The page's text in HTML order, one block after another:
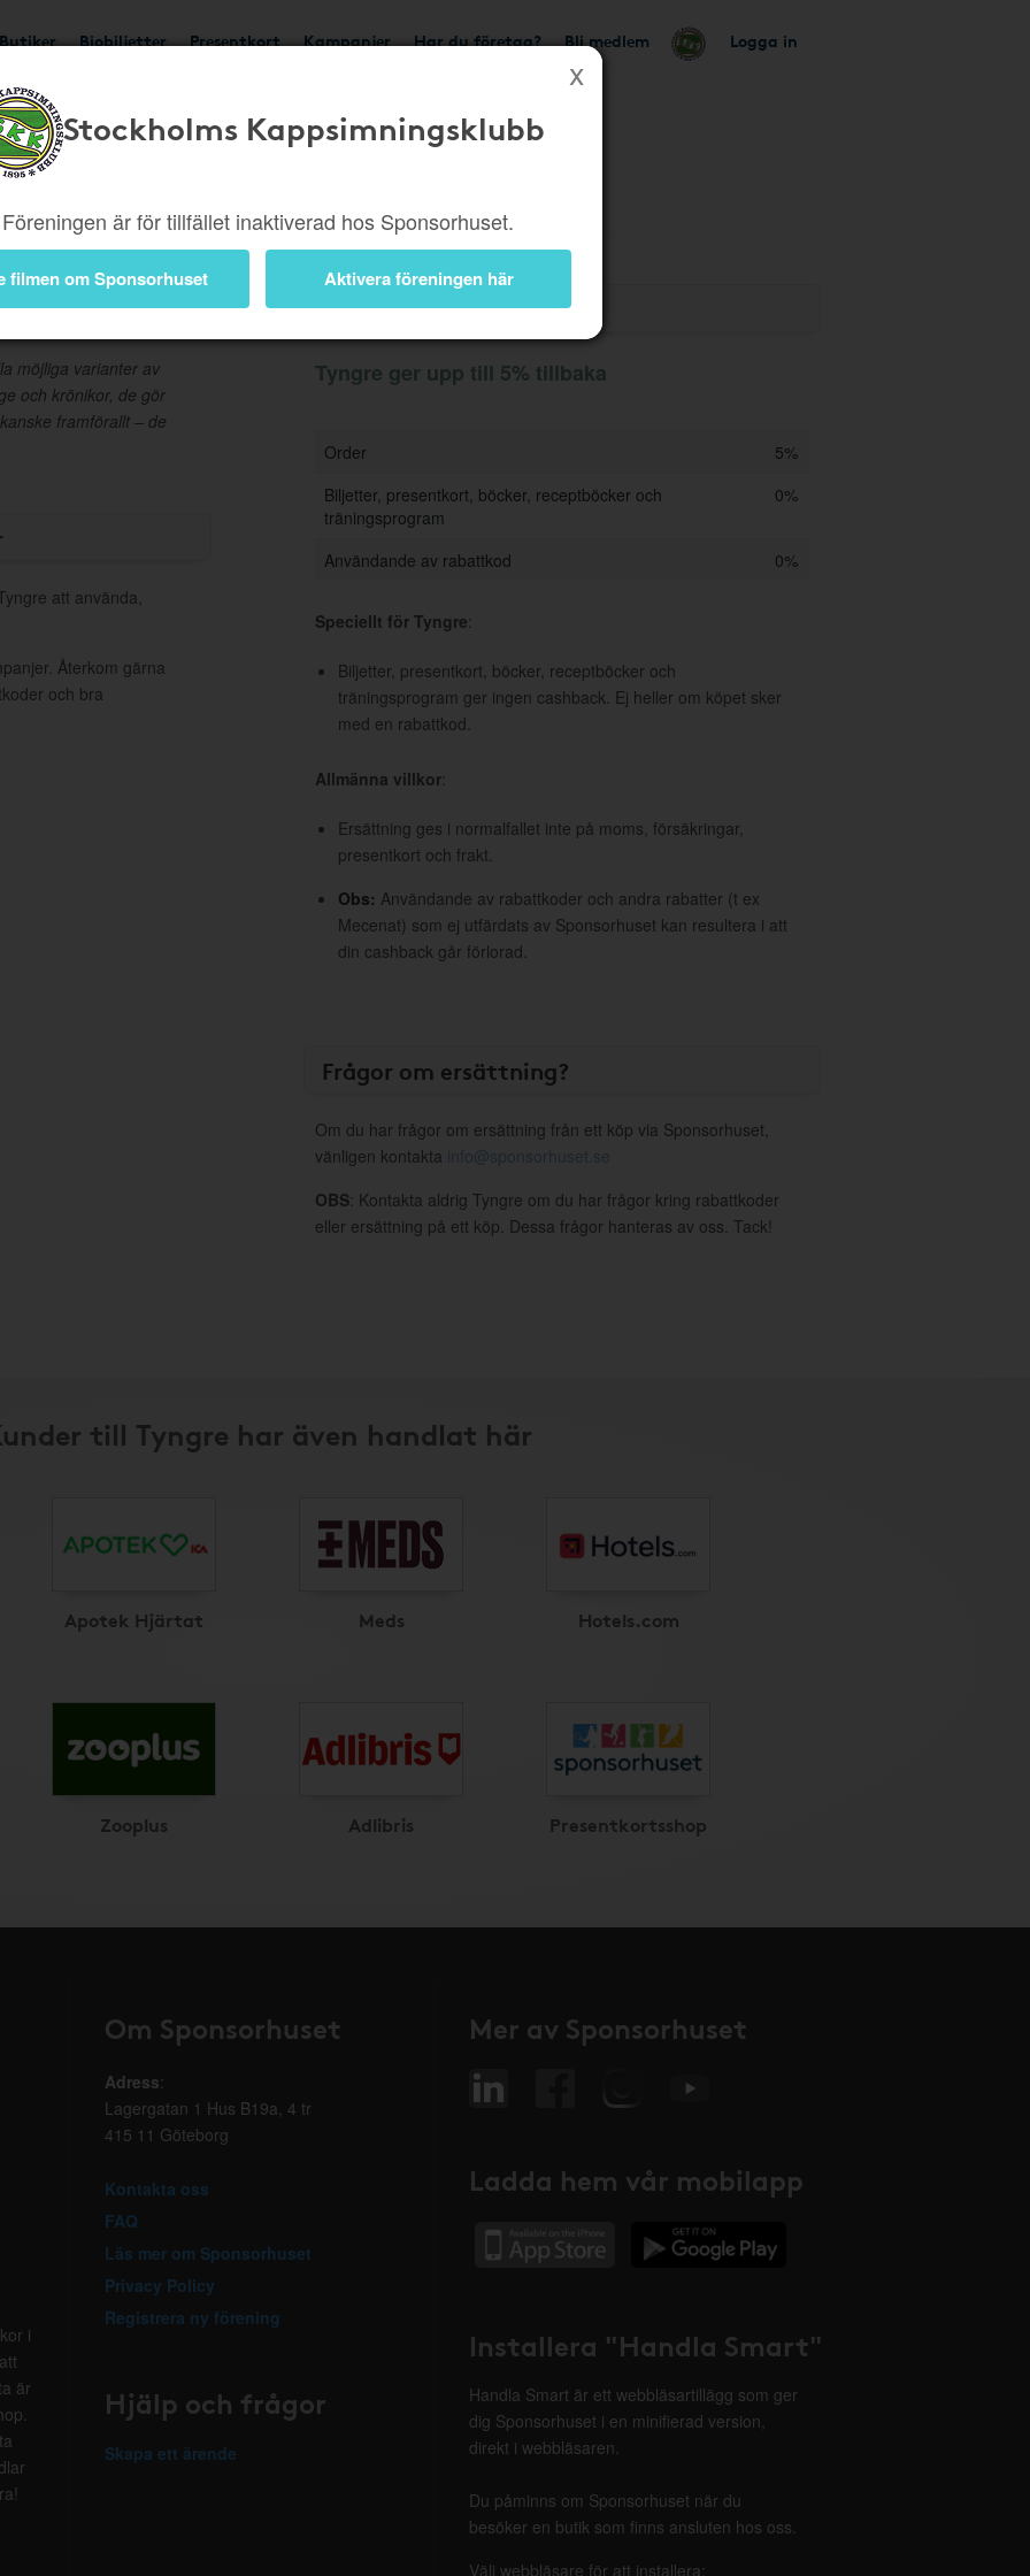
Butiker Biobiljetter Presentkort Kampanjer Har du företag? Bli medlem Logga in
Stockholms Kappsimningsklubb
Föreningen är för tillfället inaktiverad hos Sponsorhuset.
filmen om Sponsorhuset Aktivera föreningen här
möjliga varianter av
och krönikor, de gör
framförallt – de
att använda,
Återkom gärna
och bra
Information
Tyngre ger upp till 5% tillbaka
Order
5%
Biljetter, presentkort, böcker, receptböcker och
träningsprogram
0%
Användande av rabattkod 0%
Speciellt för Tyngre:
Biljetter, presentkort, böcker, receptböcker och
träningsprogram ger ingen cashback. Ej heller om köpet sker
med en rabattkod.
Allmänna villkor:
Ersättning ges i normalfallet inte på moms, försäkringar,
presentkort och frakt.
Obs: Användande av rabattkoder och andra rabatter (t ex
Mecenat) som ej utfärdats av Sponsorhuset kan resultera i att
din cashback går förlorad.
Frågor om ersättning?
Om du har frågor om ersättning från ett köp via Sponsorhuset,
vänligen kontakta info@sponsorhuset.se
OBS: Kontakta aldrig Tyngre om du har frågor kring rabattkoder
eller ersättning på ett köp. Dessa frågor hanteras av oss. Tack!
till Tyngre har även handlat här
Apotek Hjärtat Meds Hotels.com
Zooplus Adlibris Presentkortsshop
i
är
Om Sponsorhuset
Adress:
Lagergatan 1 Hus B19a, 4 tr
415 11 Göteborg
Kontakta oss
FAQ
Läs mer om Sponsorhuset
Privacy Policy
Registrera ny förening
Hjälp och frågor
Skapa ett ärende
Mer av Sponsorhuset
Ladda hem vår mobilapp
Installera "Handla Smart"
Handla Smart är ett webbläsartillägg som ger
dig Sponsorhuset i en minifierad version,
direkt i webbläsaren.
Du påminns om Sponsorhuset när du
besöker en butik som finns ansluten hos oss.
Välj webbläsare för att installera: